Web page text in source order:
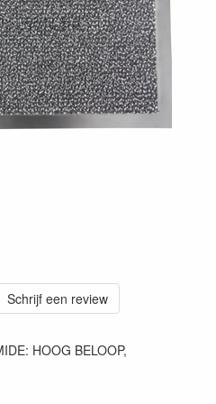
Schrijf een review
HOOG BELOOP,